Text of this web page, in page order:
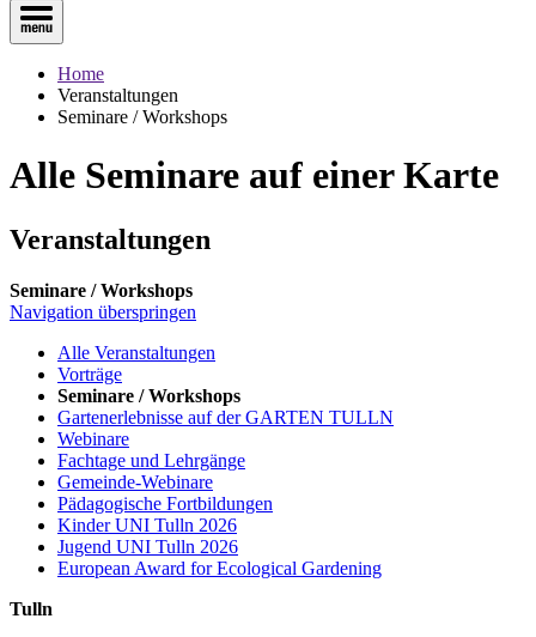
Home
Veranstaltungen
Seminare / Workshops
Alle Seminare auf einer Karte
Veranstaltungen
Seminare / Workshops
Navigation überspringen
Alle Veranstaltungen
Vorträge
Seminare / Workshops
Gartenerlebnisse auf der GARTEN TULLN
Webinare
Fachtage und Lehrgänge
Gemeinde-Webinare
Pädagogische Fortbildungen
Kinder UNI Tulln 2026
Jugend UNI Tulln 2026
European Award for Ecological Gardening
Tulln